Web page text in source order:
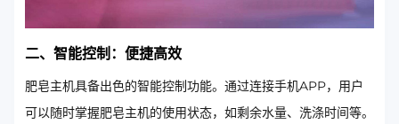
二、智能控制：便捷高效
肥皂主机具备出色的智能控制功能。通过连接手机APP，用户
可以随时掌握肥皂主机的使用状态，如剩余水量、洗涤时间等。